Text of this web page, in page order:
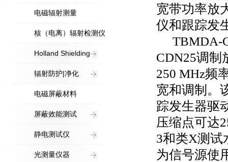
电磁辐射测量
核（电离）辐射检测仪
Holland Shielding
辐射防护|净化
电磁屏蔽材料
屏蔽效能测试
静电测试仪
光测量仪器
宽带功率放
仪和跟踪发
TBMDA-
CDN25调制
250 MHz频
宽和调制。
踪发生器驱
压缩点可达
3和类X测试
为信号源使